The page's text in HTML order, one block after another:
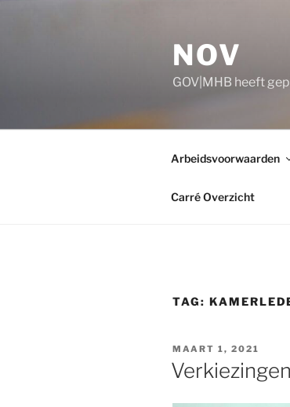
NOV
GOV|MHB heeft
Arbeidsvoorwaarden
Carré Overzicht
TAG:
GEPLAATST
OP
MAART 1, 2021